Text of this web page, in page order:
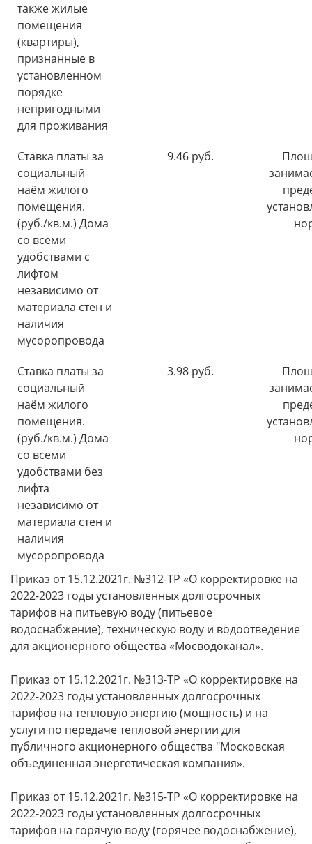
также жилые
помещения
(квартиры),
признанные в
установленном
порядке
непригодными
для проживания
Ставка платы за
социальный
наём жилого
помещения.
(руб./кв.м.) Дома
со всеми
удобствами с
лифтом
независимо от
материала стен и
наличия
мусоропровода
9.46 руб.
Ставка платы за
социальный
наём жилого
помещения.
(руб./кв.м.) Дома
со всеми
удобствами без
лифта
независимо от
материала стен и
наличия
мусоропровода
3.98 руб.
Приказ от 15.12.2021г. №312-ТР «О корректировке на
2022-2023 годы установленных долгосрочных
тарифов на питьевую воду (питьевое
водоснабжение), техническую воду и водоотведение
для акционерного общества «Мосводоканал».
Приказ от 15.12.2021г. №313-ТР «О корректировке на
2022-2023 годы установленных долгосрочных
тарифов на тепловую энергию (мощность) и на
услуги по передаче тепловой энергии для
публичного акционерного общества "Московская
объединенная энергетическая компания».
Приказ от 15.12.2021г. №315-ТР «О корректировке на
2022-2023 годы установленных долгосрочных
тарифов на горячую воду (горячее водоснабжение),